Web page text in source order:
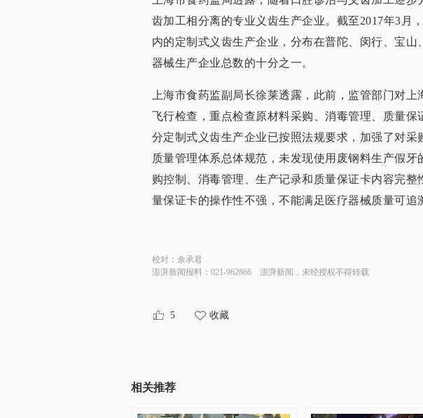
齿加工相分离的专业义齿生产企业。截至2017年3月
内的定制式义齿生产企业，分布在普陀、闵行、宝山
器械生产企业总数的十分之一。
上海市食药监副局长徐莱透露，此前，监管部门对
飞行检查，重点检查原材料采购、消毒管理、质量保
分定制式义齿生产企业已按照法规要求，加强了对采
质量管理体系总体规范，未发现使用废钢料生产假
购控制、消毒管理、生产记录和质量保证卡内容完
量保证卡的操作性不强，不能满足医疗器械质量可追
校对： 余承君
澎湃新闻报料：021-962866
澎湃新闻，未经授权不得转载
5 收藏
相关推荐